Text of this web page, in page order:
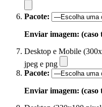
Pacote:
Enviar imagem: (caso
Desktop e Mobile
jpeg e png
Pacote:
Enviar imagem: (caso